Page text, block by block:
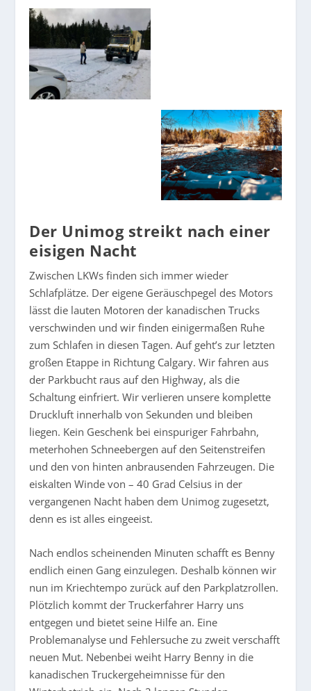
Der Unimog streikt nach einer
eisigen Nacht
Zwischen LKWs finden sich immer wieder
Schlafplätze. Der eigene Geräuschpegel des Motors
lässt die lauten Motoren der kanadischen Trucks
verschwinden und wir finden einigermaßen Ruhe
zum Schlafen in diesen Tagen. Auf geht’s zur letzten
großen Etappe in Richtung Calgary. Wir fahren aus
der Parkbucht raus auf den Highway, als die
Schaltung einfriert. Wir verlieren unsere komplette
Druckluft innerhalb von Sekunden und bleiben
liegen. Kein Geschenk bei einspuriger Fahrbahn,
meterhohen Schneebergen auf den Seitenstreifen
und den von hinten anbrausenden Fahrzeugen. Die
eiskalten Winde von – 40 Grad Celsius in der
vergangenen Nacht haben dem Unimog zugesetzt,
denn es ist alles eingeeist.
Nach endlos scheinenden Minuten schafft es Benny
endlich einen Gang einzulegen. Deshalb können wir
nun im Kriechtempo zurück auf den Parkplatzrollen.
Plötzlich kommt der Truckerfahrer Harry uns
entgegen und bietet seine Hilfe an. Eine
Problemanalyse und Fehlersuche zu zweit verschafft
neuen Mut. Nebenbei weiht Harry Benny in die
kanadischen Truckergeheimnisse für den